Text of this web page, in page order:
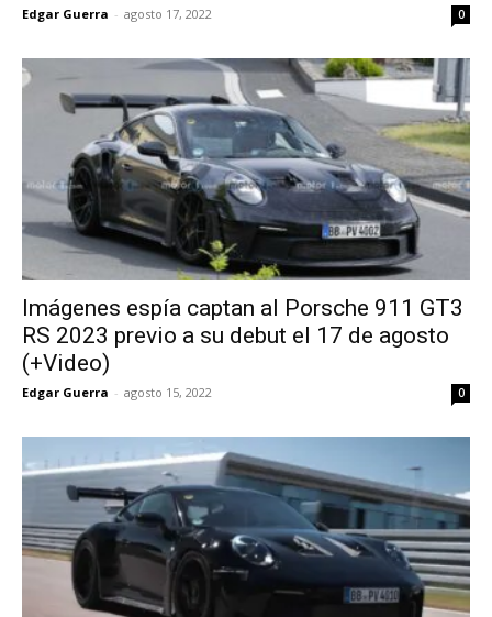
Edgar Guerra - agosto 17, 2022 0
Imágenes espía captan al Porsche 911 GT3
RS 2023 previo a su debut el 17 de agosto
(+Video)
Edgar Guerra - agosto 15, 2022 0